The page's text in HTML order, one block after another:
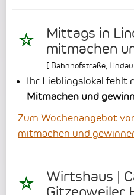
Mittags in
mitmachen
[ Bahnhofstraße, Lindau
Ihr Lieblingslokal fehlt
Mitmachen und
Zum Wochenangebot
mitmachen und
Wirtshaus |